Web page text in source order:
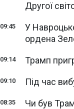
Другої
09:45
У
ордена
09:14 Трамп
09:10 Під час
08:35
Чи був